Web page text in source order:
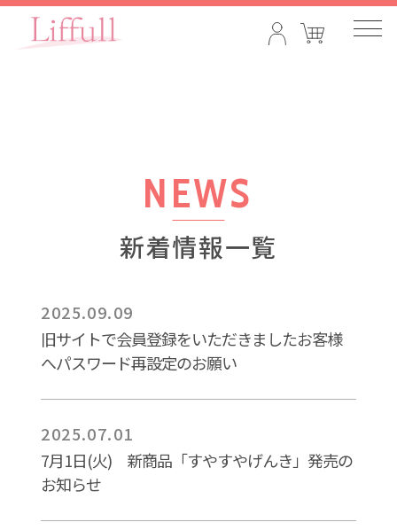
NEWS
新着情報一覧
2025.09.09
旧サイトで会員登録をいただきましたお客様
へパスワード再設定のお願い
2025.07.01
7月1日(火) 新商品「すやすやげんき」発売の
お知らせ